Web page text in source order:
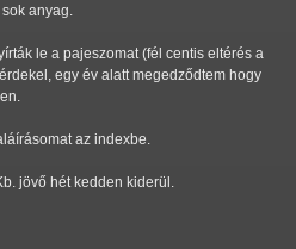
anyag.
le a pajeszomat (fél centis eltérés a
egy év alatt megedződtem hogy
az indexbe.
jövő hét kedden kiderül.